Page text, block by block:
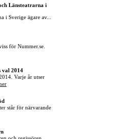
Länsteatrarna i
i Sverige ägare av...
för Nummer.se.
val 2014
Varje år utser
står för närvarande
och regissören